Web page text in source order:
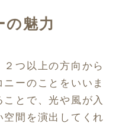
の魅力
つ以上の方向から
ーのことをいいま
とで、光や風が入
空間を演出してくれ